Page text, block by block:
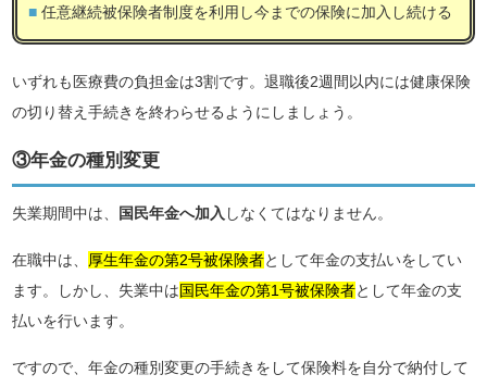
任意継続被保険者制度を利用し今までの保険に加入し続ける
いずれも医療費の負担金は3割です。退職後2週間以内には健康保険
の切り替え手続きを終わらせるようにしましょう。
③年金の種別変更
失業期間中は、 国民年金へ加入 しなくてはなりません。
在職中は、 厚生年金の第2号被保険者として年金の支払いをしてい
ます。しかし、失業中は国民年金の第1号被保険者として年金の支
払いを行います。
ですので、年金の種別変更の手続きをして保険料を自分で納付して